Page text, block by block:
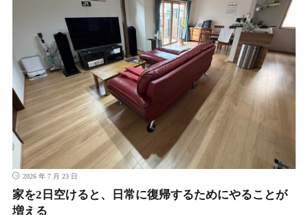
2026 年 7 月 23 日
家を2日空けると、日常に復帰するためにやることが
増える